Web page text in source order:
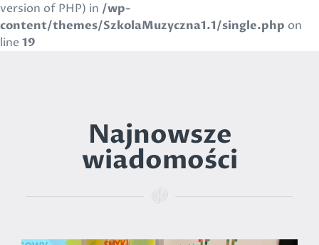
version of PHP) in /wp-
content/themes/SzkolaMuzyczna1.1/single.php on
line 19
Najnowsze
wiadomości